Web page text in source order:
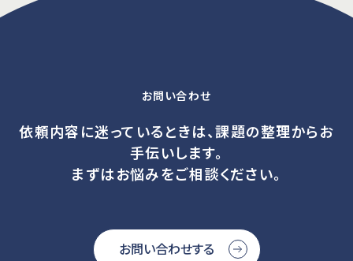
お問い合わせ
依頼内容に迷っているときは、課題の整理からお
手伝いします。
まずはお悩みをご相談ください。
お問い合わせする